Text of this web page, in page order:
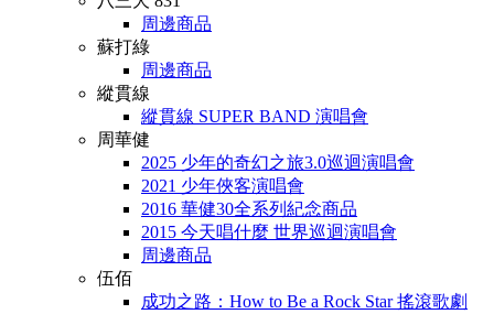
周邊商品
蘇打綠
周邊商品
縱貫線
縱貫線 SUPER BAND 演唱會
周華健
2025 少年的奇幻之旅3.0巡迴演唱會
2021 少年俠客演唱會
2016 華健30全系列紀念商品
2015 今天唱什麼 世界巡迴演唱會
周邊商品
伍佰
成功之路：How to Be a Rock Star 搖滾歌劇